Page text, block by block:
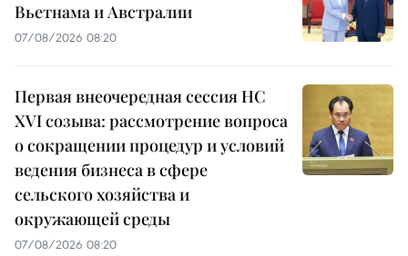
Вьетнама и Австралии
07/08/2026 08:20
Первая внеочередная сессия НС
XVI созыва: рассмотрение вопроса
о сокращении процедур и условий
ведения бизнеса в сфере
сельского хозяйства и
окружающей среды
07/08/2026 08:20